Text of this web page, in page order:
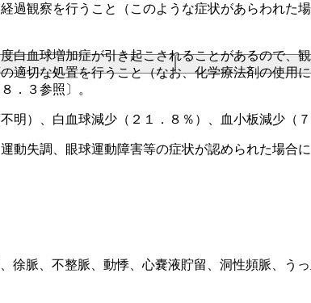
過観察を行うこと（このような症状があらわれた
血球増加症が引き起こされることがあるので、
適切な処置を行うこと（なお、化学療法剤の使用
．３参照〕。
）、白血球減少（２１．８％）、血小板減少（７
失調、眼球運動障害等の症状が認められた場合
脈、不整脈、動悸、心嚢液貯留、洞性頻脈、う